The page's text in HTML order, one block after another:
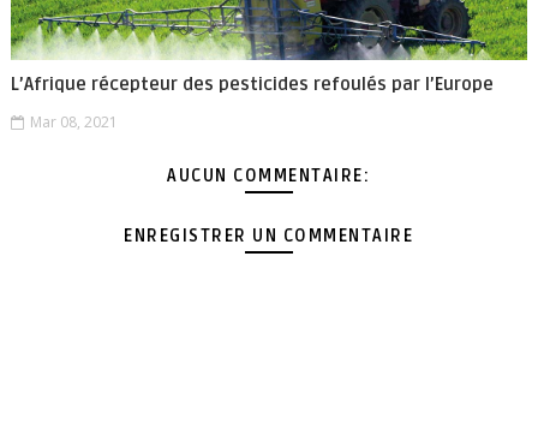
L’Afrique récepteur des pesticides refoulés par l’Europe
Mar 08, 2021
AUCUN COMMENTAIRE:
ENREGISTRER UN COMMENTAIRE